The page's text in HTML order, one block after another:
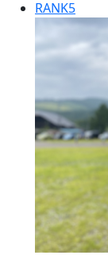
RANK5